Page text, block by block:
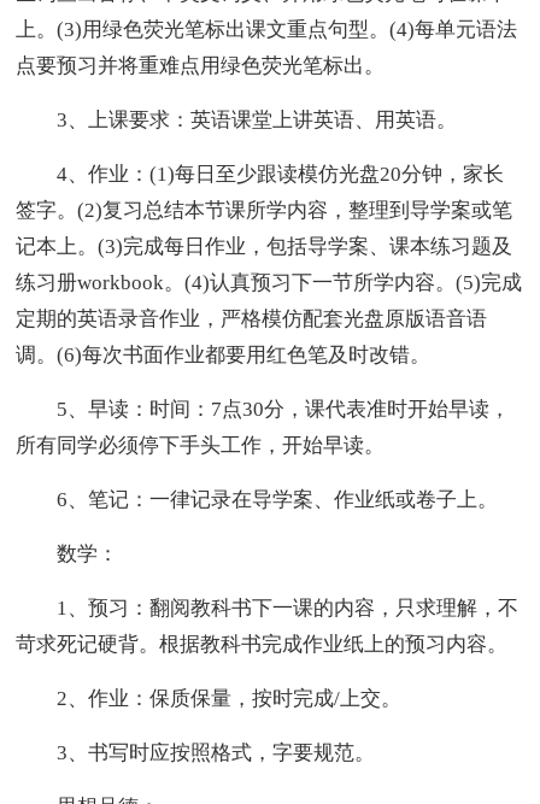
上。(3)用绿色荧光笔标出课文重点句型。(4)每单元语法
点要预习并将重难点用绿色荧光笔标出。
3、上课要求：英语课堂上讲英语、用英语。
4、作业：(1)每日至少跟读模仿光盘20分钟，家长
签字。(2)复习总结本节课所学内容，整理到导学案或笔
记本上。(3)完成每日作业，包括导学案、课本练习题及
练习册workbook。(4)认真预习下一节所学内容。(5)完成
定期的英语录音作业，严格模仿配套光盘原版语音语
调。(6)每次书面作业都要用红色笔及时改错。
5、早读：时间：7点30分，课代表准时开始早读，
所有同学必须停下手头工作，开始早读。
6、笔记：一律记录在导学案、作业纸或卷子上。
数学：
1、预习：翻阅教科书下一课的内容，只求理解，不
苛求死记硬背。根据教科书完成作业纸上的预习内容。
2、作业：保质保量，按时完成/上交。
3、书写时应按照格式，字要规范。